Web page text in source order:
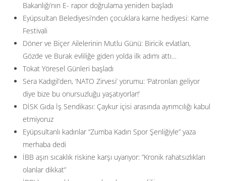
Bakanlığı’nın E- rapor doğrulama yeniden başladı
Eyüpsultan Belediyesi’nden çocuklara karne hediyesi: Karne
Festivali
Döner ve Biçer Ailelerinin Mutlu Günü: Biricik evlatları,
Gözde ve Burak evliliğe giden yolda ilk adımı attı…
Tokat Yöresel Günleri başladı
Sera Kadıgil’den, ‘NATO Zirvesi’ yorumu: ‘Patronları geliyor
diye bize bu onursuzluğu yaşatıyorlar!’
DİSK Gıda İş Sendikası: Çaykur içisi arasında ayrımcılığı kabul
etmiyoruz
Eyüpsultanlı kadınlar “Zumba Kadın Spor Şenliğiyle” yaza
merhaba dedi
İBB aşırı sıcaklık riskine karşı uyarıyor: ”Kronik rahatsızlıkları
olanlar dikkat”